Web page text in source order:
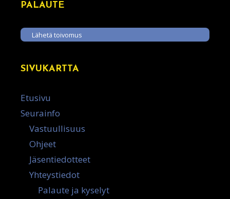
PALAUTE
Lähetä toivomus
SIVUKARTTA
Etusivu
Seurainfo
Vastuullisuus
Ohjeet
Jäsentiedotteet
Yhteystiedot
Palaute ja kyselyt